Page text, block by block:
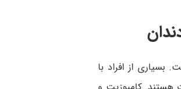
از افراد با